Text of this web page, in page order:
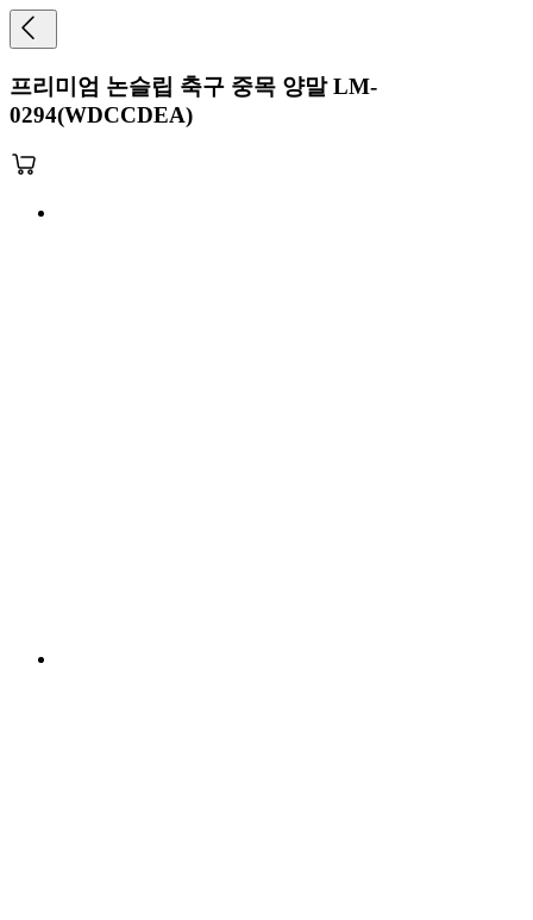
프리미엄 논슬립 축구 중목 양말 LM-
0294(WDCCDEA)